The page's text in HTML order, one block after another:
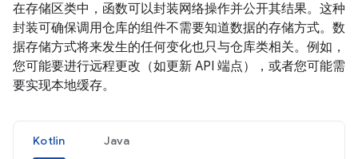
在存储区类中，函数可以封装网络操作并公开其结果。这种
封装可确保调用仓库的组件不需要知道数据的存储方式。数
据存储方式将来发生的任何变化也只与仓库类相关。例如，
您可能要进行远程更改（如更新 API 端点），或者您可能需
要实现本地缓存。
Kotlin Java